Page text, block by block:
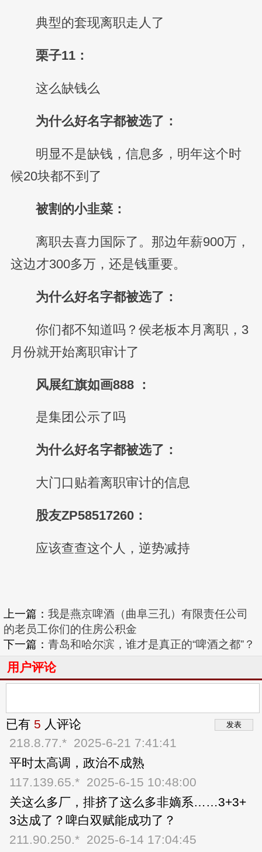
典型的套现离职走人了
栗子11：
这么缺钱么
为什么好名字都被选了：
明显不是缺钱，信息多，明年这个时
候20块都不到了
被割的小韭菜：
离职去喜力国际了。那边年薪900万，
这边才300多万，还是钱重要。
为什么好名字都被选了：
你们都不知道吗？侯老板本月离职，3
月份就开始离职审计了
风展红旗如画888 ：
是集团公示了吗
为什么好名字都被选了：
大门口贴着离职审计的信息
股友ZP58517260：
应该查查这个人，逆势减持
上一篇： 我是燕京啤酒（曲阜三孔）有限责任公司
的老员工你们的住房公积金
下一篇： 青岛和哈尔滨，谁才是真正的“啤酒之都”？
用户评论
已有 5 人评论
218.8.77.* 2025-6-21 7:41:41
平时太高调，政治不成熟
117.139.65.* 2025-6-15 10:48:00
关这么多厂，排挤了这么多非嫡系……3+3+
3达成了？啤白双赋能成功了？
211.90.250.* 2025-6-14 17:04:45